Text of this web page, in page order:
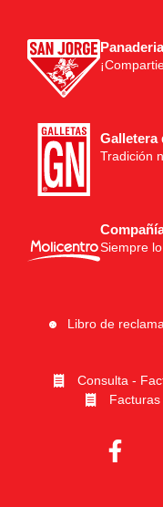
Galletera
Tradición
Siempre
Libro de
Consulta -